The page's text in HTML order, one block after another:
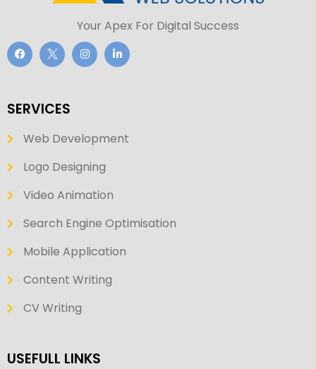
Your Apex For Digital Success
SERVICES
Web Development
Logo Designing
Video Animation
Search Engine Optimisation
Mobile Application
Content Writing
CV Writing
USEFULL LINKS